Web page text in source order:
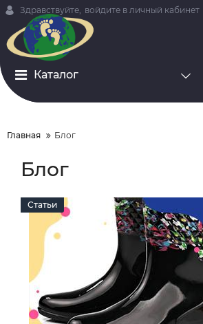
Здравствуйте, войдите в личный кабинет
Каталог
Главная Блог
Блог
Статьи